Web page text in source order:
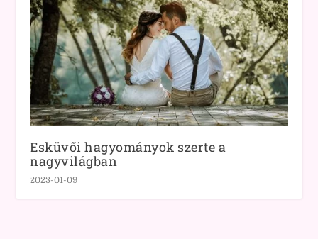
Esküvői hagyományok szerte a
nagyvilágban
2023-01-09